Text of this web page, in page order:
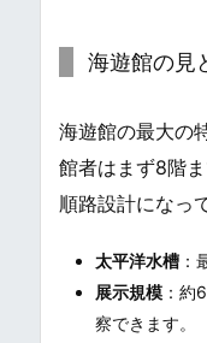
海遊館の見
海遊館の最大の
館者はまず8階
順路設計になっ
太平洋水槽 ：
展示規模 ：
察できます。